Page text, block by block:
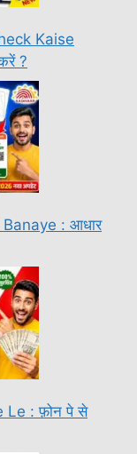
Kaise
?
: आधार
Le : फ़ोन पे से